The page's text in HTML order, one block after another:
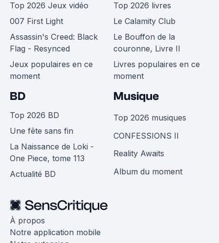
Top 2026 Jeux vidéo
007 First Light
Assassin's Creed: Black
Flag - Resynced
Jeux populaires en ce
moment
Top 2026 livres
Le Calamity Club
Le Bouffon de la
couronne, Livre II
Livres populaires en ce
moment
BD
Top 2026 BD
Une fête sans fin
La Naissance de Loki -
One Piece, tome 113
Actualité BD
Musique
Top 2026 musiques
CONFESSIONS II
Reality Awaits
Album du moment
À propos
Notre application mobile